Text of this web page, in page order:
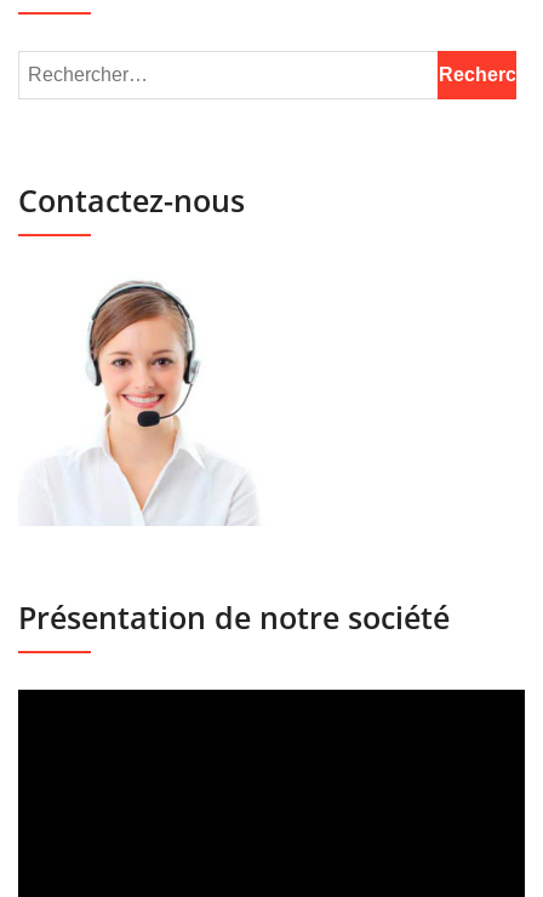
Contactez-nous
Présentation de notre société